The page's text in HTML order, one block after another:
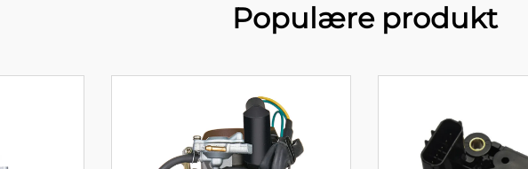
Populære produkt